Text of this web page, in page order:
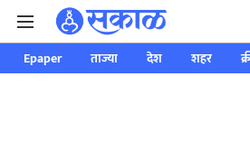
Epaper ताज्या देश शहर